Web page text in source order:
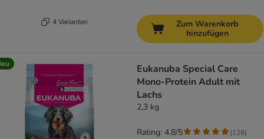
4 Varianten
Zum Warenkorb
hinzufügen
Eukanuba Special Care
Mono-Protein Adult mit
Lachs
2,3 kg
Rating: 4.8/5 (126)